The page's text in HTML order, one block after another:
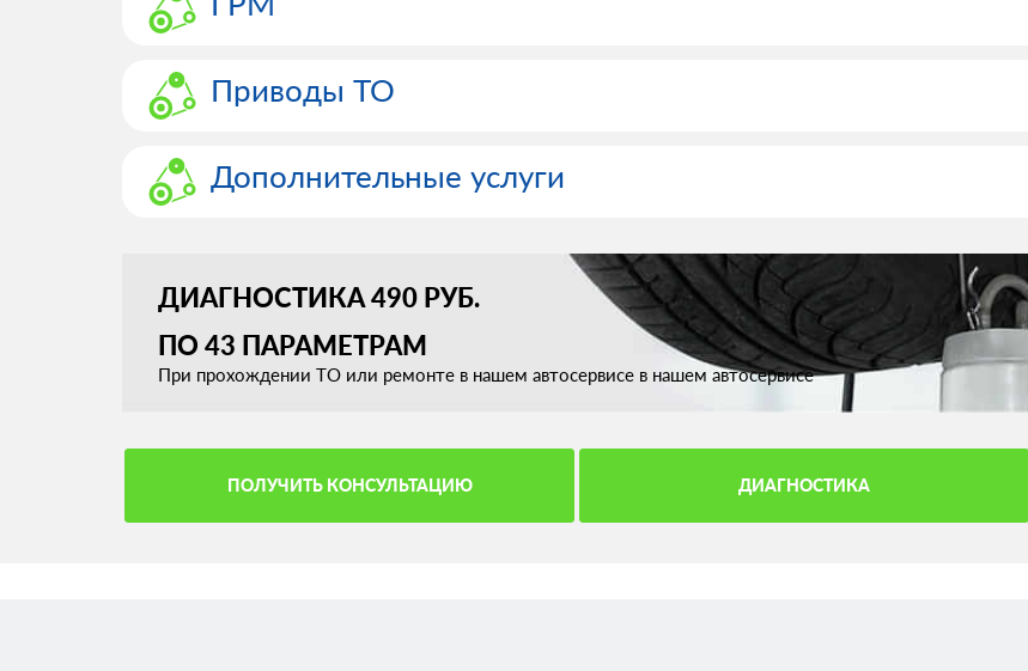
Приводы ТО
Дополнительные услуги
ДИАГНОСТИКА 490 РУБ.
ПО 43 ПАРАМЕТРАМ
При прохождении ТО или ремонте в нашем автосервисе в нашем автосервисе
ПОЛУЧИТЬ КОНСУЛЬТАЦИЮ ДИАГНОСТИКА